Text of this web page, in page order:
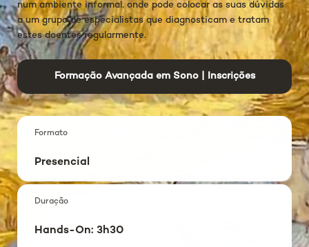
num ambiente informal, onde pode colocar as suas dúvidas
a um grupo de especialistas que diagnosticam e tratam
estes doentes regularmente.
Formação Avançada em Sono | Inscrições
Formato
Presencial
Duração
Hands-On: 3h30